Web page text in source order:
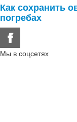
Как сохранить
погребах
Мы в соцсетях